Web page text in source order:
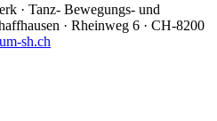
· Tanz- Bewegungs- und
· Rheinweg 6 · CH-8200
sh.ch